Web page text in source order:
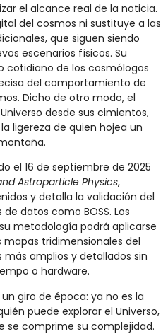
el alcance real de la noticia.
del cosmos ni sustituye a las
que siguen siendo
escenarios físicos. Su
cotidiano de los cosmólogos
del comportamiento de
Dicho de otro modo, el
desde sus cimientos,
ligereza de quien hojea un
el 16 de septiembre de 2025
Astroparticle Physics,
y detalla la validación del
datos como BOSS. Los
metodología podrá aplicarse
tridimensionales del
amplios y detallados sin
o hardware.
giro de época: ya no es la
puede explorar el Universo,
se comprime su complejidad.